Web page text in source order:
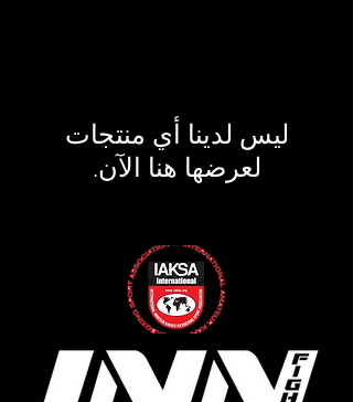
لعرضها هنا الآن.